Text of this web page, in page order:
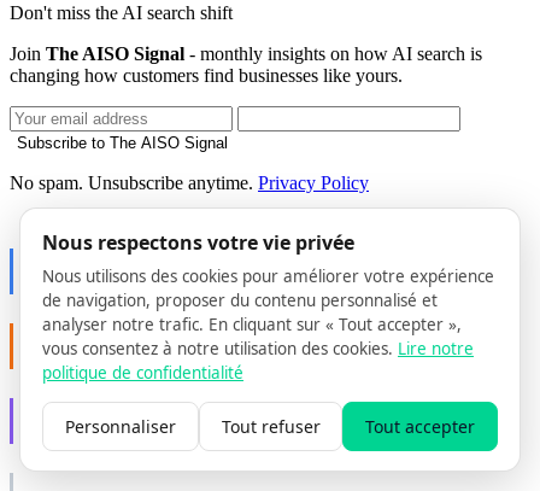
Don't miss the AI search shift
Join The AISO Signal - monthly insights on how AI search is
changing how customers find businesses like yours.
Subscribe to The AISO Signal
No spam. Unsubscribe anytime. Privacy Policy
Ship AI, not slideware.
AISO Buzz
Social that actually grows.
AISO Learn
Learn to show up in AI answers.
Nous respectons votre vie privée
Nous utilisons des cookies pour améliorer votre expérience
de navigation, proposer du contenu personnalisé et
analyser notre trafic. En cliquant sur « Tout accepter »,
vous consentez à notre utilisation des cookies. Lire notre
politique de confidentialité
Personnaliser Tout refuser Tout accepter